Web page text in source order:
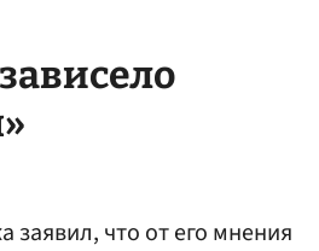
что от его мнения